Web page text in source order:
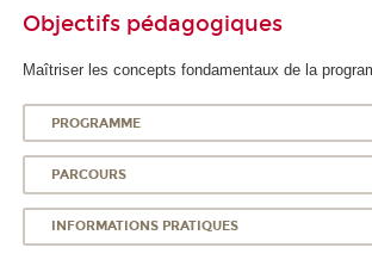
Objectifs pédagogiques
Maîtriser les concepts fondamentaux de la
PROGRAMME
PARCOURS
INFORMATIONS PRATIQUES